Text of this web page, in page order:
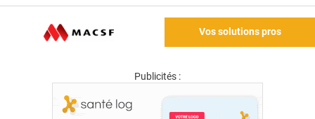
Vos solutions pros
Publicités :